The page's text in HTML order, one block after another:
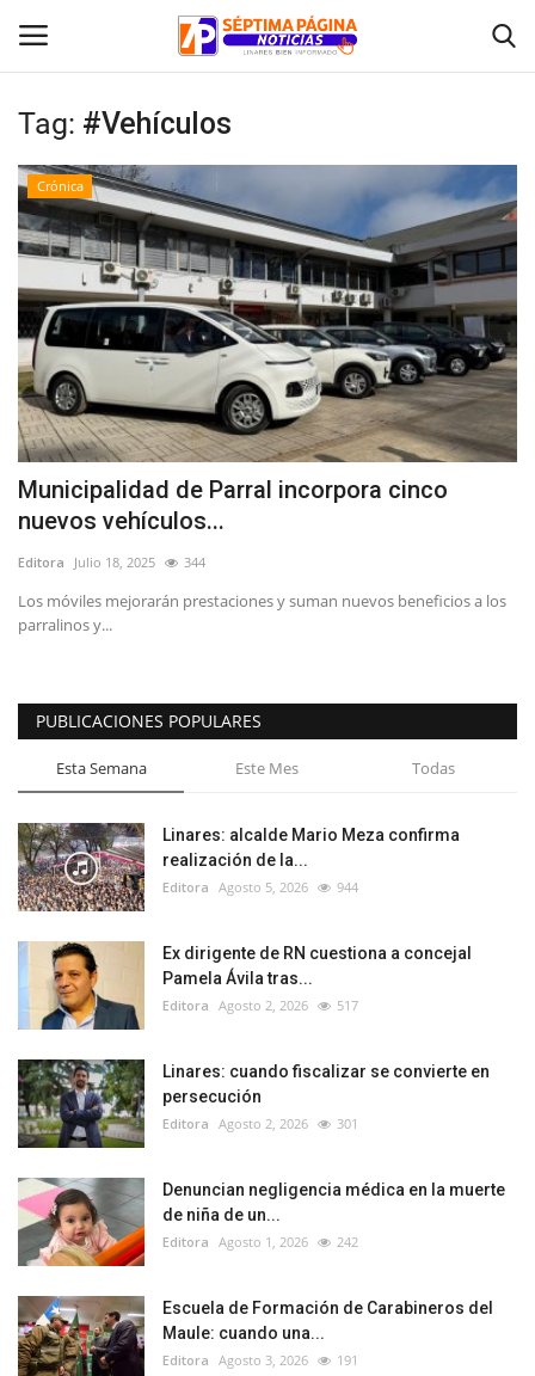
Inicio
Crónica
Policial
Tribunales
Deporte
Política
Espectáculos
Tag: #Vehículos
Crónica
Municipalidad de Parral incorpora cinco
nuevos vehículos...
Editora Julio 18, 2025 344
Los móviles mejorarán prestaciones y suman nuevos beneficios a los
parralinos y...
PUBLICACIONES POPULARES
Esta Semana Este Mes Todas
Linares: alcalde Mario Meza confirma
realización de la...
Editora Agosto 5, 2026 944
Ex dirigente de RN cuestiona a concejal
Pamela Ávila tras...
Editora Agosto 2, 2026 517
Linares: cuando fiscalizar se convierte en
persecución
Editora Agosto 2, 2026 301
Denuncian negligencia médica en la muerte
de niña de un...
Editora Agosto 1, 2026 242
Escuela de Formación de Carabineros del
Maule: cuando una...
Editora Agosto 3, 2026 191